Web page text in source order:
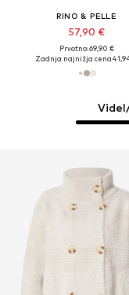
RINO & PELLE
57,90 €
Prvotno: 69,90 €
Zadnja najnižja cena